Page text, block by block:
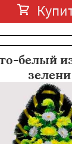
белый
зелени